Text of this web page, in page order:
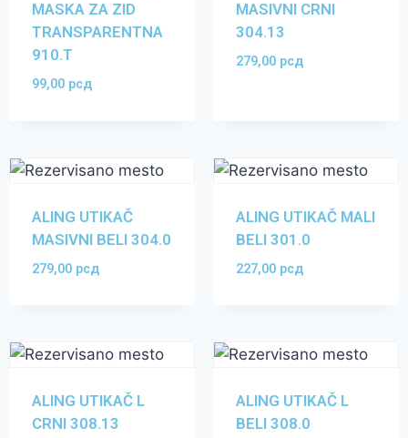
MASKA ZA ZID
TRANSPARENTNA
910.T
99,00 рсд
MASIVNI CRNI
304.13
279,00 рсд
ALING UTIKAČ
MASIVNI BELI 304.0
279,00 рсд
ALING UTIKAČ MALI
BELI 301.0
227,00 рсд
ALING UTIKAČ L
CRNI 308.13
ALING UTIKAČ L
BELI 308.0